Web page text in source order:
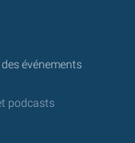
événements
podcasts